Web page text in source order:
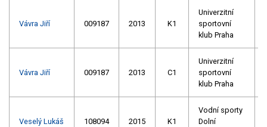
Vávra Jiří 009187 2013 K1
Univerzitní
sportovní
klub Praha
Vávra Jiří 009187 2013 C1
Univerzitní
sportovní
klub Praha
Veselý Lukáš 108094 2015 K1
Vodní sporty
Dolní